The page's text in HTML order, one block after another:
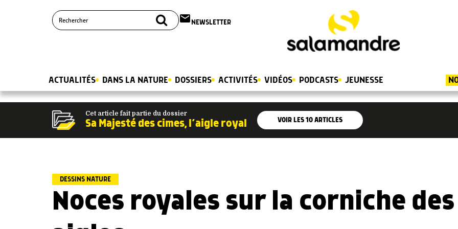
email NEWSLETTER
ACTUALITÉS DANS LA NATURE DOSSIERS ACTIVITÉS VIDÉOS PODCASTS JEUNESSE
Cet article fait partie du dossier
Sa Majesté des cimes, l’aigle royal VOIR LES10ARTICLES
DESSINS NATURE
Noces royales sur la corniche des